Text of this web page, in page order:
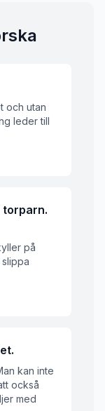
och utan
leder till
torparn.
på
kan inte
också
med